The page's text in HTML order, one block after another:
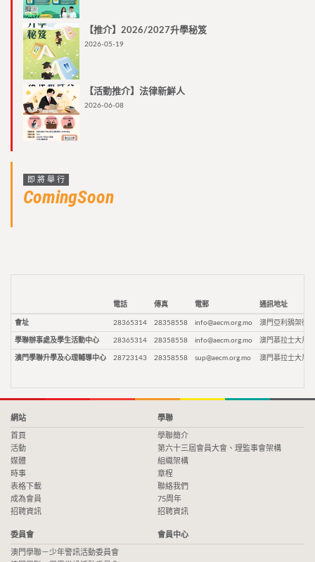
【推介】2026/2027升學秘笈
2026-05-19
【活動推介】法律新鮮人
2026-06-08
即將舉行
ComingSoon
電話 傳真 電郵 通訊地址
會址 28365314 28358558 info@aecm.org.mo 澳門亞利鴉架街9
學聯辦事處及學生活動中心 28365314 28358558 info@aecm.org.mo 澳門慕拉士大馬
澳門學聯升學及心理輔導中心 28723143 28358558 sup@aecm.org.mo 澳門慕拉士大馬
網站
首頁
活動
媒體
時事
表格下載
成為會員
招聘資訊
學聯
學聯簡介
第六十三屆會員大會、理監事會架構
組織架構
章程
聯絡我們
75周年
招聘資訊
委員會
澳門學聯－少年警訊活動委員會
會員中心